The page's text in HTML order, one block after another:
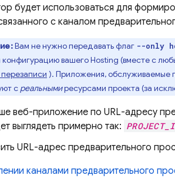
будет использоваться для
с каналом
Вам не нужно передавать флаг --only
вашегоHosting (вместе с
). Приложения, обслуживаемые
с реальнымиресурсами проекта (за
веб-приложение по URL-адресу
выглядеть примерно так:
URL-адрес предварительного
каналами предварительного